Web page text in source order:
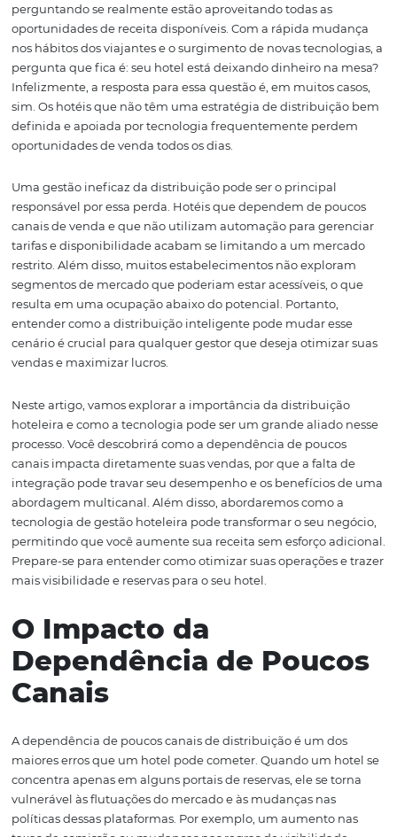
O setor hoteleiro está passando por uma transformação
significativa, com a crescente competição e a evolução
plataformas de reserva. Muitos gestores de hotéis estão
perguntando se realmente estão aproveitando todas as
oportunidades de receita disponíveis. Com a rápida
pergunta que fica é: seu hotel está deixando dinheiro
Infelizmente, a resposta para essa questão é, em muitos
sim. Os hotéis que não têm uma estratégia de
definida e apoiada por tecnologia frequentemente
oportunidades de venda todos os dias.
Uma gestão ineficaz da distribuição pode ser o principal
responsável por essa perda. Hotéis que dependem de
tarifas e disponibilidade acabam se limitando a um
restrito. Além disso, muitos estabelecimentos não
segmentos de mercado que poderiam estar acessíveis,
resulta em uma ocupação abaixo do potencial.
entender como a distribuição inteligente pode mudar
cenário é crucial para qualquer gestor que deseja
vendas e maximizar lucros.
hoteleira e como a tecnologia pode ser um grande
processo. Você descobrirá como a dependência de
canais impacta diretamente suas vendas, por que a
integração pode travar seu desempenho e os
permitindo que você aumente sua receita sem esforço
Prepare-se para entender como otimizar suas
mais visibilidade e reservas para o seu hotel.